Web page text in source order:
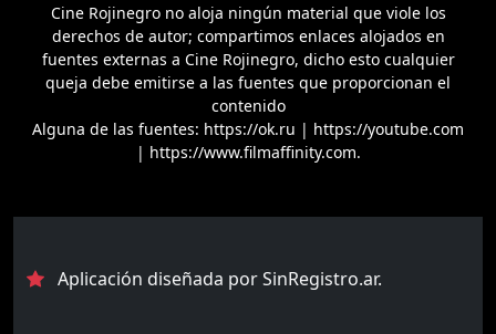
Cine Rojinegro no aloja ningún material que viole los
derechos de autor; compartimos enlaces alojados en
fuentes externas a Cine Rojinegro, dicho esto cualquier
queja debe emitirse a las fuentes que proporcionan el
contenido
Alguna de las fuentes: https://ok.ru | https://youtube.com
| https://www.filmaffinity.com.
Aplicación diseñada por SinRegistro.ar.